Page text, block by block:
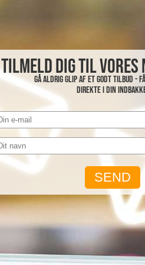
Tilmeld dig til vores
Gå aldrig glip af et godt tilbud -
direkte i din